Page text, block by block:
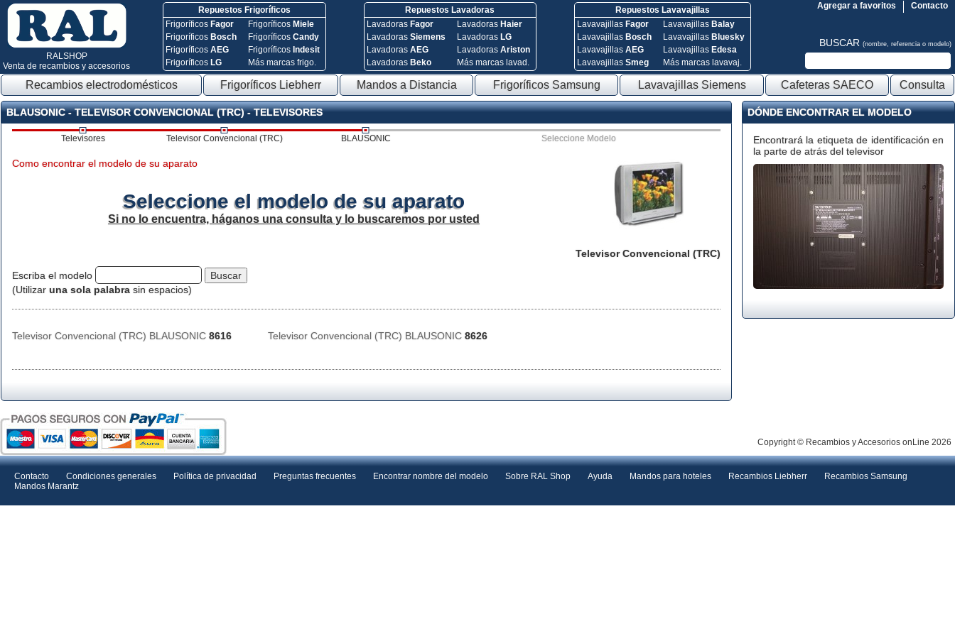
RALSHOP
Venta de recambios y accesorios
Repuestos Frigoríficos
Frigoríficos Fagor
Frigoríficos Bosch
FrigoríficosAEG
Frigoríficos LG
Frigoríficos Miele
FrigoríficosCandy
Frigoríficos Indesit
Más marcas frigo.
Repuestos Lavadoras
Lavadoras Fagor
Lavadoras Siemens
Lavadoras AEG
Lavadoras Beko
Lavadoras Haier
Lavadoras LG
Lavadoras Ariston
Más marcas lavad.
Repuestos Lavavajillas
Lavavajillas Fagor
Lavavajillas Bosch
Lavavajillas AEG
Lavavajillas Smeg
Lavavajillas Balay
Lavavajillas Bluesky
Lavavajillas Edesa
Más marcas lavavaj.
Contacto
Agregar a favoritos
BUSCAR (nombre, referencia o modelo)
Recambios electrodomésticos Frigoríficos Liebherr Mandos a Distancia Frigoríficos Samsung Lavavajillas Siemens Cafeteras SAECO Consulta
BLAUSONIC - TELEVISOR CONVENCIONAL (TRC) - TELEVISORES
Televisores Televisor Convencional (TRC) BLAUSONIC Seleccione Modelo
Televisor Convencional (TRC)
Como encontrar el modelo de su aparato
Seleccione el modelo de su aparato
Si no lo encuentra, háganos una consulta y lo buscaremos por usted
Escriba el modelo
(Utilizar una sola palabra sin espacios)
Televisor Convencional (TRC) BLAUSONIC 8616 Televisor Convencional (TRC) BLAUSONIC 8626
DÓNDE ENCONTRAR EL MODELO
Encontrará la etiqueta de identificación en
la parte de atrás del televisor
Copyright © Recambios y Accesorios onLine 2026
Contacto Condiciones generales Política de privacidad Preguntas frecuentes Encontrar nombre del modelo Sobre RAL Shop Ayuda Mandos para hoteles Recambios Liebherr
Recambios Samsung
Mandos Marantz